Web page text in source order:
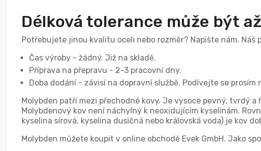
Délková tolerance může být
Potřebujete jinou kvalitu oceli nebo rozměr? Napište nám.
Čas výroby - žádný. Již na skladě.
Příprava na přepravu - 2-3 pracovní dny.
Doba dodání - závisí na dopravní službě. Podívejte se prosím
Molybden patří mezi přechodné kovy. Je vysoce pevný, tvrdý
Molybdenový kov není náchylný k neoxidujícím kyselinám.
kyselina sírová, kyselina dusičná nebo královská voda) je kov
Molybden můžete koupit v online obchodě Evek GmbH. Jako